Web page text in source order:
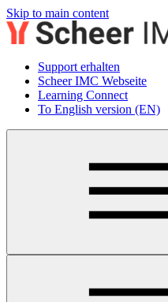
Skip to main content
Support erhalten
Scheer IMC Webseite
Learning Connect
To English version (EN)